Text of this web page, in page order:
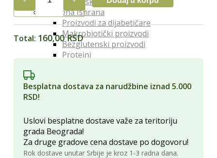
Posebna Ishrana
Proizvodi za dijabetičare
Makrobiotički proizvodi
Bezglutenski proizvodi
Proteini
Etarska ulja
Lekovita ulja i sirća
Lekovite gljive
Melemi i oblozi
Superhrana
VOĆAR
WORCESTER
0.25l
quantity
Total: 160,00 RSD
Besplatna dostava za narudžbine iznad 5.000
RSD!
Uslovi besplatne dostave važe za teritoriju
grada Beograda!
Za druge gradove cena dostave po dogovoru!
Rok dostave unutar Srbije je kroz 1-3 radna dana.